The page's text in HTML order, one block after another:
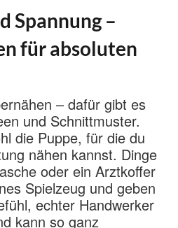
Spannung –
für absoluten
– dafür gibt es
und Schnittmuster.
die Puppe, für die du
nähen kannst. Dinge
oder ein Arztkoffer
Spielzeug und geben
echter Handwerker
kann so ganz